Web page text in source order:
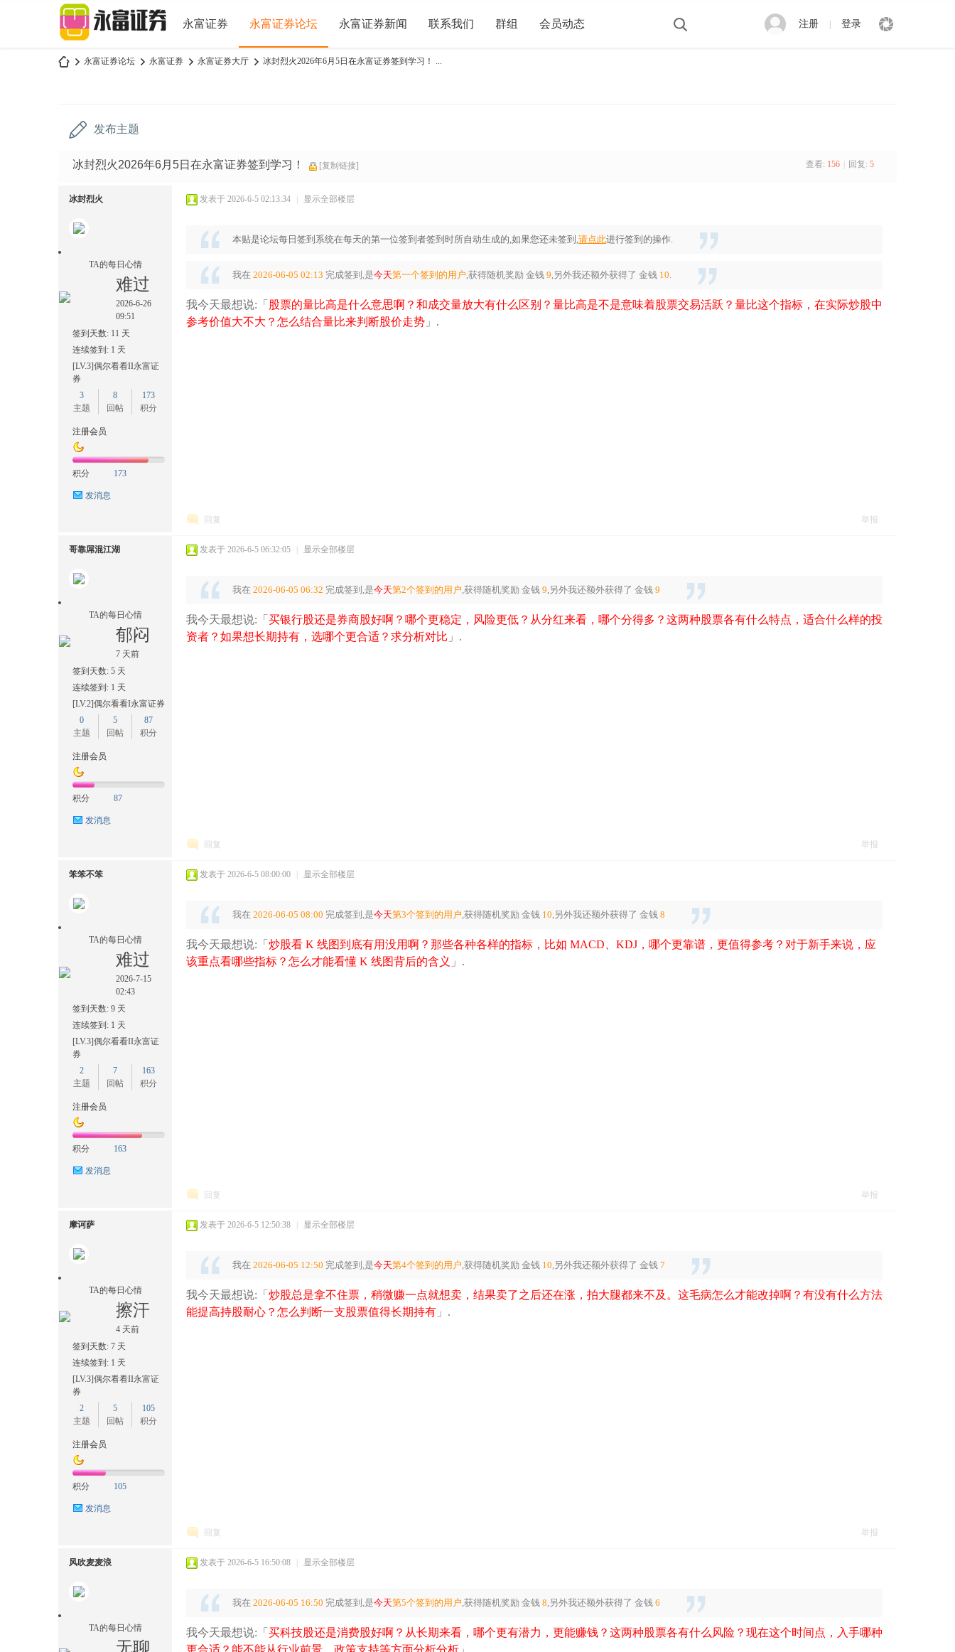
永富证券 永富证券论坛 永富证券新闻 联系我们 群组 会员动态 注册 登录
永富证券论坛
›
永富证券 永富证券大厅 冰封烈火2026年6月5日在永富证券签到学习！ ...
发布主题
冰封烈火2026年6月5日在永富证券签到学习！ [复制链接] 查看: 156 回复: 5
冰封烈火
TA的每日心情
难过
2026-6-26
09:51
签到天数: 11 天
连续签到: 1 天
[LV.3]偶尔看看II永富证
券
3
主题
8
回帖
173
积分
注册会员
积分 173
发消息
发表于 2026-6-5 02:13:34 显示全部楼层
本贴是论坛每日签到系统在每天的第一位签到者签到时所自动生成的,如果您还未签到,请点此进行签到的操作.
我在 2026-06-05 02:13 完成签到,是今天第一个签到的用户,获得随机奖励 金钱 9,另外我还额外获得了 金钱 10.
我今天最想说:「 股票的量比高是什么意思啊？和成交量放大有什么区别？量比高是不是意味着股票交易活跃？量比这个指标，在实际炒股中
参考价值大不大？怎么结合量比来判断股价走势​ 」.
回复 举报
哥靠屌混江湖
TA的每日心情
郁闷
7 天前
签到天数: 5 天
连续签到: 1 天
[LV.2]偶尔看看I永富证券
0
主题
5
回帖
87
积分
注册会员
积分 87
发消息
发表于 2026-6-5 06:32:05 显示全部楼层
我在 2026-06-05 06:32 完成签到,是今天第2个签到的用户,获得随机奖励 金钱 9,另外我还额外获得了 金钱 9
我今天最想说:「 买银行股还是券商股好啊？哪个更稳定，风险更低？从分红来看，哪个分得多？这两种股票各有什么特点，适合什么样的投
资者？如果想长期持有，选哪个更合适？求分析对比​ 」.
回复 举报
笨笨不笨
TA的每日心情
难过
2026-7-15
02:43
签到天数: 9 天
连续签到: 1 天
[LV.3]偶尔看看II永富证
券
2
主题
7
回帖
163
积分
注册会员
积分 163
发消息
发表于 2026-6-5 08:00:00 显示全部楼层
我在 2026-06-05 08:00 完成签到,是今天第3个签到的用户,获得随机奖励 金钱 10,另外我还额外获得了 金钱 8
我今天最想说:「 炒股看 K 线图到底有用没用啊？那些各种各样的指标，比如 MACD、KDJ，哪个更靠谱，更值得参考？对于新手来说，应
该重点看哪些指标？怎么才能看懂 K 线图背后的含义​ 」.
回复 举报
摩诃萨
TA的每日心情
擦汗
4 天前
签到天数: 7 天
连续签到: 1 天
[LV.3]偶尔看看II永富证
券
2
主题
5
回帖
105
积分
注册会员
积分 105
发消息
发表于 2026-6-5 12:50:38 显示全部楼层
我在 2026-06-05 12:50 完成签到,是今天第4个签到的用户,获得随机奖励 金钱 10,另外我还额外获得了 金钱 7
我今天最想说:「 炒股总是拿不住票，稍微赚一点就想卖，结果卖了之后还在涨，拍大腿都来不及。这毛病怎么才能改掉啊？有没有什么方法
能提高持股耐心？怎么判断一支股票值得长期持有​ 」.
回复 举报
风吹麦麦浪
TA的每日心情
无聊
发表于 2026-6-5 16:50:08 显示全部楼层
我在 2026-06-05 16:50 完成签到,是今天第5个签到的用户,获得随机奖励 金钱 8,另外我还额外获得了 金钱 6
我今天最想说:「 买科技股还是消费股好啊？从长期来看，哪个更有潜力，更能赚钱？这两种股票各有什么风险？现在这个时间点，入手哪种
更合适？能不能从行业前景、政策支持等方面分析分析​ 」.